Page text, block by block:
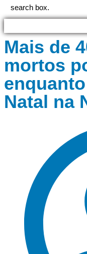
search box.
Mais de
mortos
Natal na